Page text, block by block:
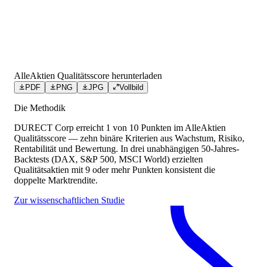
AlleAktien Qualitätsscore herunterladen
PDF PNG JPG Vollbild
Die Methodik
DURECT Corp erreicht 1 von 10 Punkten im AlleAktien
Qualitätsscore — zehn binäre Kriterien aus Wachstum, Risiko,
Rentabilität und Bewertung. In drei unabhängigen 50-Jahres-
Backtests (DAX, S&P 500, MSCI World) erzielten
Qualitätsaktien mit 9 oder mehr Punkten konsistent die
doppelte Marktrendite.
Zur wissenschaftlichen Studie